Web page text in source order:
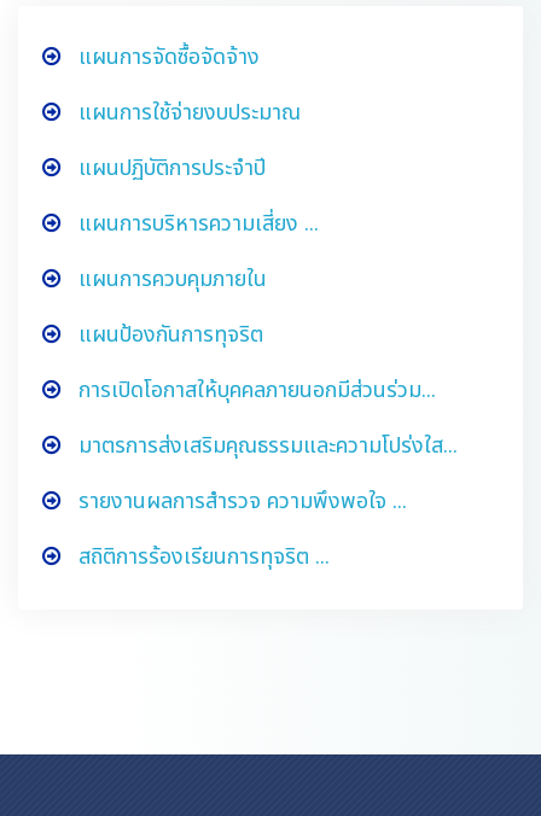
แผนการจัดซื้อจัดจ้าง
แผนการใช้จ่ายงบประมาณ
แผนปฏิบัติการประจำปี
แผนการบริหารความเสี่ยง ...
แผนการควบคุมภายใน
แผนป้องกันการทุจริต
การเปิดโอกาสให้บุคคลภายนอกมีส่วนร่วม...
มาตรการส่งเสริมคุณธรรมและความโปร่งใส...
รายงานผลการสำรวจ ความพึงพอใจ ...
สถิติการร้องเรียนการทุจริต ...